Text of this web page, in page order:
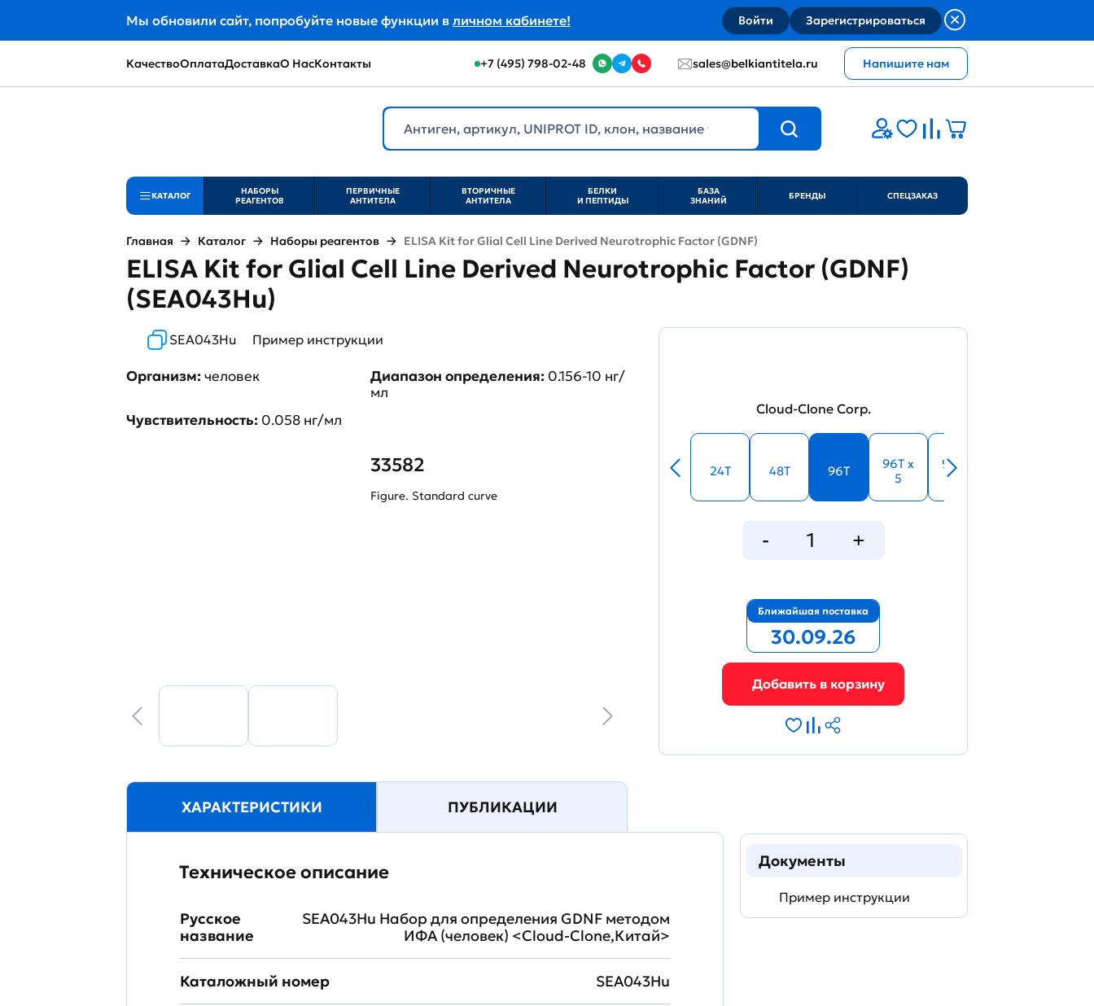
Мы обновили сайт, попробуйте новые функции в личном кабинете! Войти Зарегистрироваться
КачествоОплатаДоставкаО НасКонтакты +7 (495) 798-02-48 sales@belkiantitela.ru Напишите нам
КАТАЛОГ
НАБОРЫ
РЕАГЕНТОВ
ПЕРВИЧНЫЕ
АНТИТЕЛА
ВТОРИЧНЫЕ
АНТИТЕЛА
БЕЛКИ
И ПЕПТИДЫ
БАЗА
ЗНАНИЙ
БРЕНДЫ СПЕЦЗАКАЗ
Главная Каталог Наборы реагентов ELISA Kit for Glial Cell Line Derived Neurotrophic Factor (GDNF)
ELISA Kit for Glial Cell Line Derived Neurotrophic Factor (GDNF)
(SEA043Hu)
SEA043Hu Пример инструкции
Организм:человек Диапазон определения: 0.156-10 нг/
мл
Чувствительность: 0.058 нг/мл
33582
Figure. Standard curve
Cloud-Clone Corp.
24T 48T 96T
96T x
5
96T x
10
Ближайшая поставка
30.09.26
ХАРАКТЕРИСТИКИ ПУБЛИКАЦИИ
Техническое описание
Русское
название
SEA043Hu Набор для определения GDNF методом
ИФА (человек) <Cloud-Clone,Китай>
Каталожный номер SEA043Hu
Документы
Пример инструкции